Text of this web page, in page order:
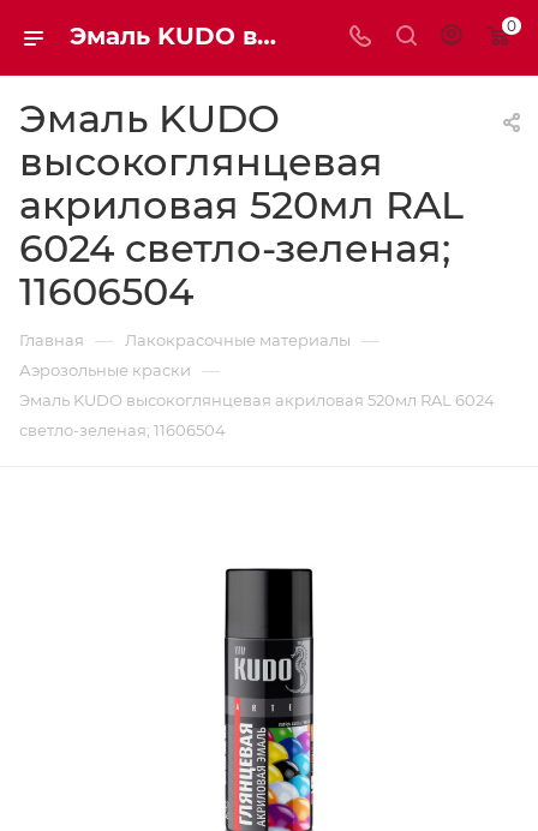
Эмаль KUDO высокоглянцевая акриловая 520мл RAL6024 светло-зеленая | Мaxim-stroy 0
Эмаль KUDO
высокоглянцевая
акриловая 520мл RAL
6024 светло-зеленая;
11606504
Главная — Лакокрасочные материалы —
Аэрозольные краски —
Эмаль KUDO высокоглянцевая акриловая 520мл RAL 6024
светло-зеленая; 11606504